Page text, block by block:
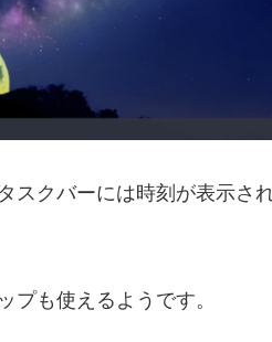
スクバーには時刻が表示さ
プも使えるようです。